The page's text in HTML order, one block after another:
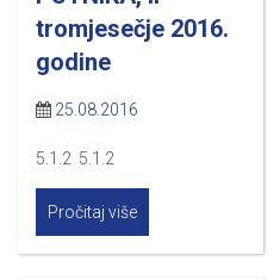
tromjesečje 2016.
godine
25.08.2016
5.1.2 5.1.2
Pročitaj više